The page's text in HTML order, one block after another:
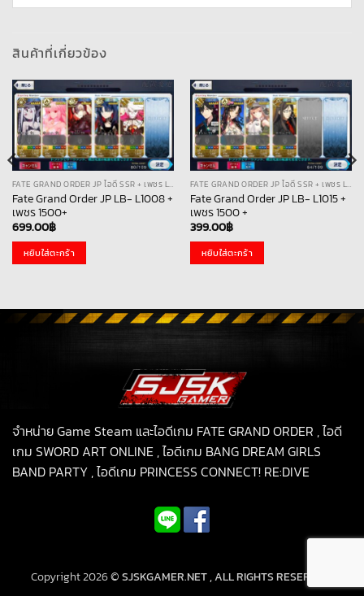
สินค้าที่เกี่ยวข้อง
FATE GRAND ORDER JP ไอดี SSR + เพชร LB
Fate Grand Order JP LB- L1008 +
เพชร 1500+
699.00฿
หยิบใส่ตะกร้า
FATE GRAND ORDER JP ไอดี SSR + เพชร LB
Fate Grand Order JP LB- L1015 +
เพชร 1500 +
399.00฿
หยิบใส่ตะกร้า
จำหน่าย Game Steam และไอดีเกม FATE GRAND ORDER , ไอดี
เกม SWORD ART ONLINE , ไอดีเกม BANG DREAM GIRLS
BAND PARTY , ไอดีเกม PRINCESS CONNECT! RE:DIVE
Copyright 2026 ©SJSKGAMER.NET , ALL RIGHTS RESERVED.